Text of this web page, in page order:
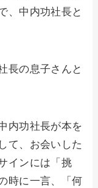
、中内功社長と
長の息子さんと
内功社長が本を
て、お会いした
インには「挑
時に一言、「何